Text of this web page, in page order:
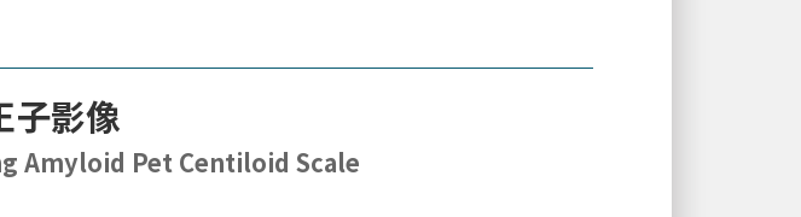
子影像
Amyloid Pet Centiloid Scale